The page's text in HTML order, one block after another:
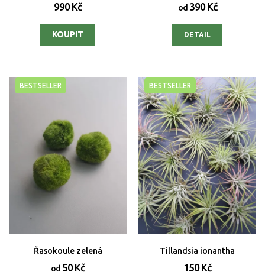
990 Kč
od390 Kč
DETAIL
BESTSELLER
Řasokoule zelená
od 50 Kč
BESTSELLER
Tillandsia ionantha
150 Kč